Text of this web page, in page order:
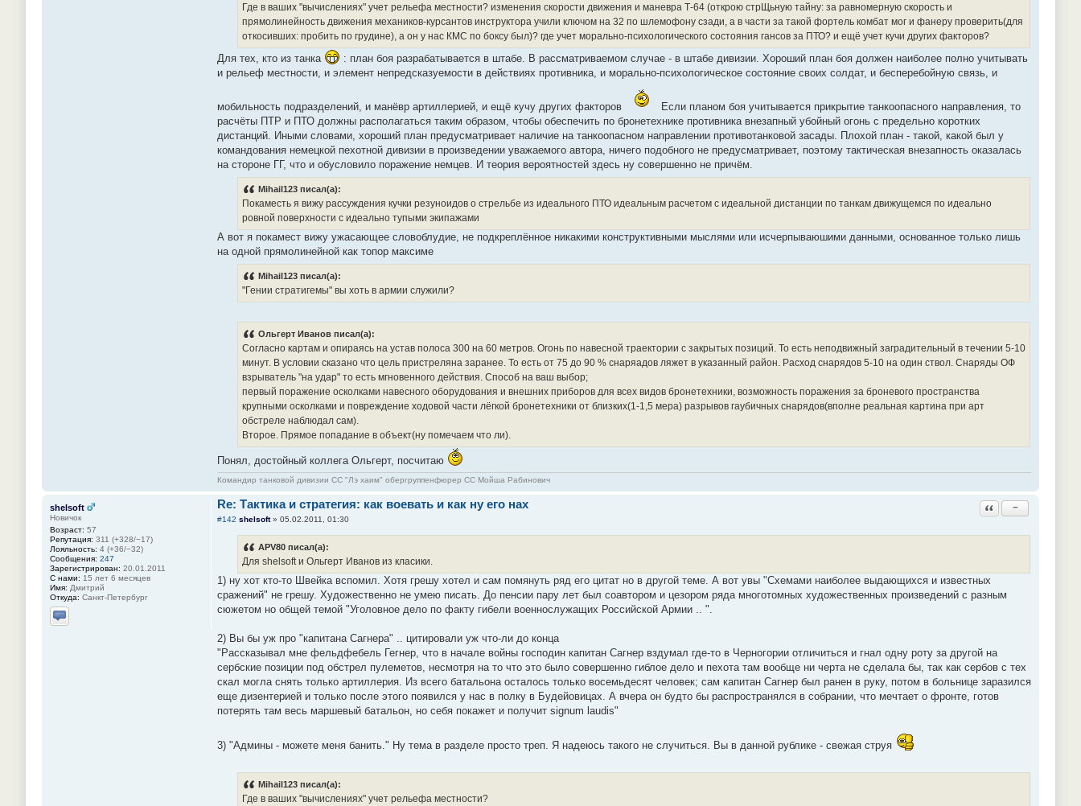
Где в ваших "вычислениях" учет рельефа местности? изменения скорости движения и маневра Т-64 (открою стрЩьную тайну: за равномерную скорость и
прямолинейность движения механиков-курсантов инструктора учили ключом на 32 по шлемофону сзади, а в части за такой фортель комбат мог и фанеру проверить(для
откосивших: пробить по грудине), а он у нас КМС по боксу был)? где учет морально-психологического состояния гансов за ПТО? и ещё учет кучи других факторов?
Для тех, кто из танка
: план боя разрабатывается в штабе. В рассматриваемом случае - в штабе дивизии. Хороший план боя должен наиболее полно учитывать
и рельеф местности, и элемент непредсказуемости в действиях противника, и морально-психологическое состояние своих солдат, и бесперебойную связь, и
мобильность подразделений, и манёвр артиллерией, и ещё кучу других факторов
Если планом боя учитывается прикрытие танкоопасного направления, то
расчёты ПТР и ПТО должны располагаться таким образом, чтобы обеспечить по бронетехнике противника внезапный убойный огонь с предельно коротких
дистанций. Иными словами, хороший план предусматривает наличие на танкоопасном направлении противотанковой засады. Плохой план - такой, какой был у
командования немецкой пехотной дивизии в произведении уважаемого автора, ничего подобного не предусматривает, поэтому тактическая внезапность оказалась
на стороне ГГ, что и обусловило поражение немцев. И теория вероятностей здесь ну совершенно не причём.
Mihail123 писал(а):
Покаместь я вижу рассуждения кучки резуноидов о стрельбе из идеального ПТО идеальным расчетом с идеальной дистанции по танкам движущемся по идеально
ровной поверхности с идеально тупыми экипажами
А вот я покамест вижу ужасающее словоблудие, не подкреплённое никакими конструктивными мыслями или исчерпываюшими данными, основанное только лишь
на одной прямолинейной как топор максиме
Mihail123 писал(а):
"Гении стратигемы" вы хоть в армии служили?
Ольгерт Иванов писал(а):
Согласно картам и опираясь на устав полоса 300 на 60 метров. Огонь по навесной траектории с закрытых позиций. То есть неподвижный заградительный в течении 5-10
минут. В условии сказано что цель пристреляна заранее. То есть от 75 до 90 % снаряадов ляжет в указанный район. Расход снарядов 5-10 на один ствол. Снаряды ОФ
взрыватель "на удар" то есть мгновенного действия. Способ на ваш выбор;
первый поражение осколками навесного оборудования и внешних приборов для всех видов бронетехники, возможность поражения за броневого пространства
крупными осколками и повреждение ходовой части лёгкой бронетехники от близких(1-1,5 мера) разрывов гаубичных снарядов(вполне реальная картина при арт
обстреле наблюдал сам).
Второе. Прямое попадание в объект(ну помечаем что ли).
Понял, достойный коллега Ольгерт, посчитаю
Командир танковой дивизии СС "Лэ хаим" обергруппенфюрер СС Мойша Рабинович
shelsoft
Новичок
Возраст: 57
Репутация: 311 (+328/−17)
Лояльность: 4 (+36/−32)
Сообщения: 247
Зарегистрирован: 20.01.2011
С нами: 15 лет 6 месяцев
Имя: Дмитрий
Откуда: Санкт-Петербург
Отправить личное сообщение
Re: Тактика и стратегия: как воевать и как ну его нах Ответить с цитатой
−
#142 shelsoft» 05.02.2011, 01:30
APV80 писал(а):
Для shelsoft и Ольгерт Иванов из класики.
1) ну хот кто-то Швейка вспомил. Хотя грешу хотел и сам помянуть ряд его цитат но в другой теме. А вот увы "Схемами наиболее выдающихся и известных
сражений" не грешу. Художественно не умею писать. До пенсии пару лет был соавтором и цезором ряда многотомных художественных произведений с разным
сюжетом но общей темой "Уголовное дело по факту гибели военнослужащих Российской Армии .. ".
2) Вы бы уж про "капитана Сагнера" .. цитировали уж что-ли до конца
"Рассказывал мне фельдфебель Гегнер, что в начале войны господин капитан Сагнер вздумал где-то в Черногории отличиться и гнал одну роту за другой на
сербские позиции под обстрел пулеметов, несмотря на то что это было совершенно гиблое дело и пехота там вообще ни черта не сделала бы, так как сербов с тех
скал могла снять только артиллерия. Из всего батальона осталось только восемьдесят человек; сам капитан Сагнер был ранен в руку, потом в больнице заразился
еще дизентерией и только после этого появился у нас в полку в Будейовицах. А вчера он будто бы распространялся в собрании, что мечтает о фронте, готов
потерять там весь маршевый батальон, но себя покажет и получит signum laudis"
3) "Админы - можете меня банить." Ну тема в разделе просто треп. Я надеюсь такого не случиться. Вы в данной рублике - свежая струя
Mihail123 писал(а):
Где в ваших "вычислениях" учет рельефа местности?